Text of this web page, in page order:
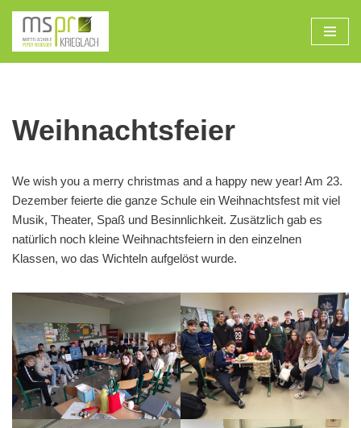
Zum
Inhalt
Weihnachtsfeier
We wish you a merry christmas and a happy new year! Am 23.
Dezember feierte die ganze Schule ein Weihnachtsfest mit viel
Musik, Theater, Spaß und Besinnlichkeit. Zusätzlich gab es
natürlich noch kleine Weihnachtsfeiern in den einzelnen
Klassen, wo das Wichteln aufgelöst wurde.